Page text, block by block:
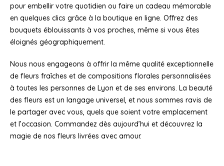
pour embellir votre quotidien ou faire un cadeau mémorable
en quelques clics grâce à la boutique en ligne. Offrez des
bouquets éblouissants à vos proches, même si vous êtes
éloignés géographiquement.
Nous nous engageons à offrir la même qualité exceptionnelle
de fleurs fraîches et de compositions florales personnalisées
à toutes les personnes de Lyon et de ses environs. La beauté
des fleurs est un langage universel, et nous sommes ravis de
le partager avec vous, quels que soient votre emplacement
et l’occasion. Commandez dès aujourd’hui et découvrez la
magie de nos fleurs livrées avec amour.